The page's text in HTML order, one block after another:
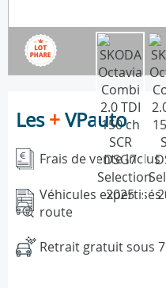
Les+VPauto
Frais de vente inclus
Véhicules
route
Retrait gratuit sous